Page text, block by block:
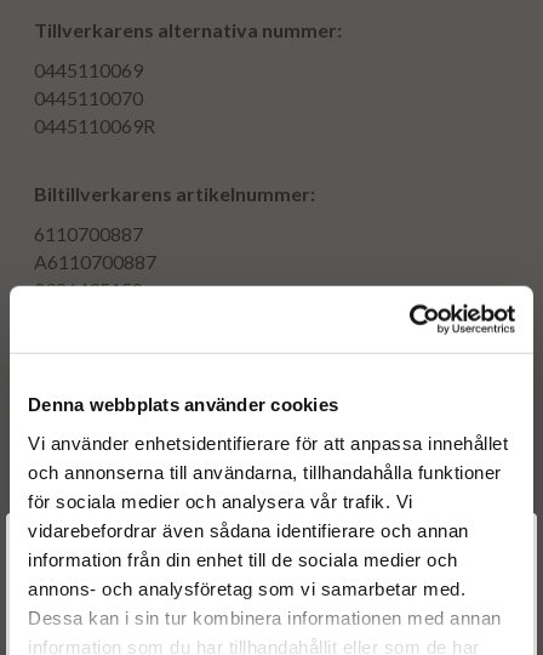
Denna webbplats använder cookies
Vi använder enhetsidentifierare för att anpassa innehållet
och annonserna till användarna, tillhandahålla funktioner
för sociala medier och analysera vår trafik. Vi
vidarebefordrar även sådana identifierare och annan
information från din enhet till de sociala medier och
annons- och analysföretag som vi samarbetar med.
Dessa kan i sin tur kombinera informationen med annan
information som du har tillhandahållit eller som de har
Tillverkarens alternativa nummer:
0445110069
0445110070
0445110069R
Biltillverkarens artikelnummer:
6110700887
A6110700887
0986435158
OM611987
Tillverkningsdatum:2000 - 2006
Motorstyrka:60 kW
Motorvolym (l/ccm):2.2
Välkommen till
Dieselspecialisten.se